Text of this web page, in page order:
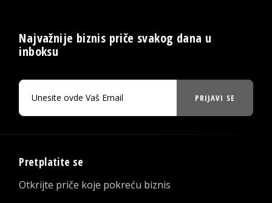
Najvažnije biznis priče svakog dana u
inboksu
PRIJAVI SE
Pretplatite se
Otkrijte priče koje pokreću biznis